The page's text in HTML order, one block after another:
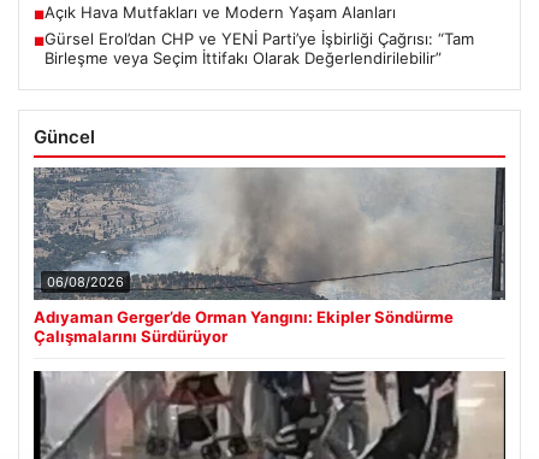
■Açık Hava Mutfakları ve Modern Yaşam Alanları
■Gürsel Erol’dan CHP ve YENİ Parti’ye İşbirliği Çağrısı: “Tam
Birleşme veya Seçim İttifakı Olarak Değerlendirilebilir”
Güncel
06/08/2026
Adıyaman Gerger’de Orman Yangını: Ekipler Söndürme
Çalışmalarını Sürdürüyor